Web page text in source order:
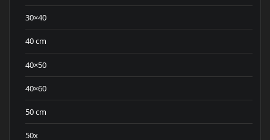
30×40
40 cm
40×50
40×60
50 cm
50x